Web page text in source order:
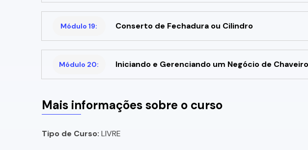
Módulo 19: Conserto de Fechadura ou Cilindro
Módulo 20: Iniciando e Gerenciando um Negócio de Chaveiro
Mais informações sobre o curso
Tipo de Curso: LIVRE